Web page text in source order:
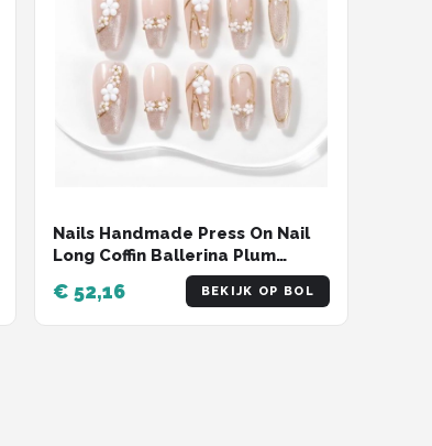
Nails Handmade Press On Nail
Long Coffin Ballerina Plum
Blossom Pink Acrylic Fake Tip 3D
Design Art Charms Cute with
Storage Box 10 Pcs (#010 XS)
€ 52,16 BEKIJK OP BOL